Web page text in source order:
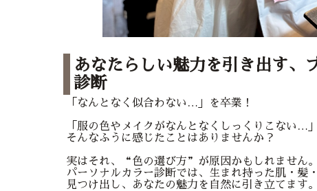
あなたらしい魅力を引き出す、
診断
「なんとなく似合わない…」を卒業！
「服の色やメイクがなんとなくしっくりこない…」
そんなふうに感じたことはありませんか？
実はそれ、“色の選び方”が原因かもしれません。
パーソナルカラー診断では、生まれ持った肌・髪
見つけ出し、あなたの魅力を自然に引き立てます。